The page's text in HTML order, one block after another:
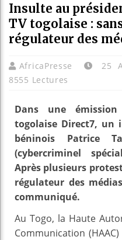
Insulte au
TV togolaise :
régulateur des
AfricaPresse 25
8555 Lectures
Dans une
togolaise Direct7,
béninois Patrice
(cybercriminel
Après plusieurs
régulateur des
communiqué.
Au Togo, la Haute
Communication